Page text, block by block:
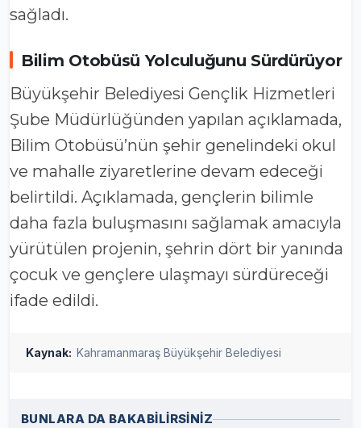
sağladı.
Bilim Otobüsü Yolculuğunu Sürdürüyor
Büyükşehir Belediyesi Gençlik Hizmetleri
Şube Müdürlüğünden yapılan açıklamada,
Bilim Otobüsü’nün şehir genelindeki okul
ve mahalle ziyaretlerine devam edeceği
belirtildi. Açıklamada, gençlerin bilimle
daha fazla buluşmasını sağlamak amacıyla
yürütülen projenin, şehrin dört bir yanında
çocuk ve gençlere ulaşmayı sürdüreceği
ifade edildi.
Kaynak: Kahramanmaraş Büyükşehir Belediyesi
BUNLARA DA BAKABİLİRSİNİZ